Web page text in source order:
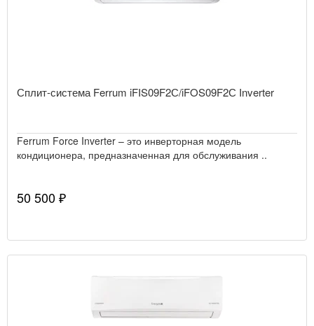
Сплит-система Ferrum iFIS09F2С/iFOS09F2С Inverter
Ferrum Force Inverter – это инверторная модель
кондиционера, предназначенная для обслуживания ..
50 500 ₽